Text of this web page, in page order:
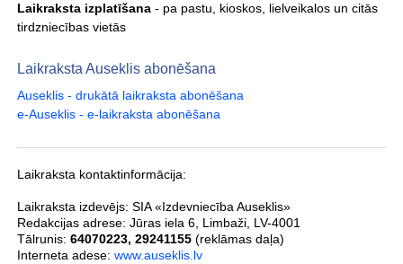
Laikraksta izplatīšana- pa pastu, kioskos, lielveikalos un citās
tirdzniecības vietās
Laikraksta Auseklis abonēšana
Auseklis - drukātā laikraksta abonēšana
e-Auseklis - e-laikraksta abonēšana
Laikraksta kontaktinformācija:
Laikraksta izdevējs: SIA «Izdevniecība Auseklis»
Redakcijas adrese: Jūras iela 6, Limbaži, LV-4001
Tālrunis: 64070223, 29241155(reklāmas daļa)
Interneta adese: www.auseklis.lv